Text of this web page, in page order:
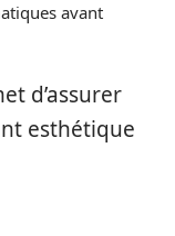
avant
d’assurer
esthétique